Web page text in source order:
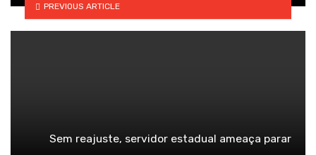
PREVIOUS ARTICLE
Sem reajuste, servidor estadual ameaça parar